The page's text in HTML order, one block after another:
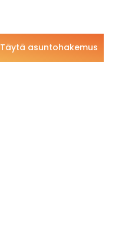
Täytä asuntohakemus